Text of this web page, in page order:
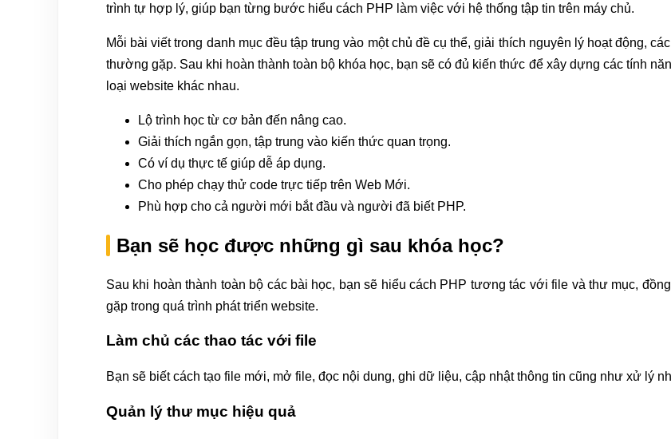
trình tự hợp lý, giúp bạn từng bước hiểu cách PHP làm việc với hệ thống tập tin trên máy chủ.
Mỗi bài viết trong danh mục đều tập trung vào một chủ đề cụ thể, giải thích nguyên lý hoạt động,
thường gặp. Sau khi hoàn thành toàn bộ khóa học, bạn sẽ có đủ kiến thức để xây dựng các tính
loại website khác nhau.
Lộ trình học từ cơ bản đến nâng cao.
Giải thích ngắn gọn, tập trung vào kiến thức quan trọng.
Có ví dụ thực tế giúp dễ áp dụng.
Cho phép chạy thử code trực tiếp trên Web Mới.
Phù hợp cho cả người mới bắt đầu và người đã biết PHP.
Bạn sẽ học được những gì sau khóa học?
Sau khi hoàn thành toàn bộ các bài học, bạn sẽ hiểu cách PHP tương tác với file và thư mục,
gặp trong quá trình phát triển website.
Làm chủ các thao tác với file
Bạn sẽ biết cách tạo file mới, mở file, đọc nội dung, ghi dữ liệu, cập nhật thông tin cũng như xử lý
Quản lý thư mục hiệu quả